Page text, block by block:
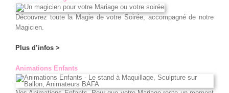
Découvrez toute la Magie de votre Soirée, accompagné de notre
Magicien.
Plus d’infos >
Animations Enfants